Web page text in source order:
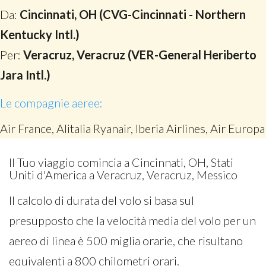
Da: Cincinnati, OH (CVG-Cincinnati - Northern
Kentucky Intl.)
Per: Veracruz, Veracruz (VER-General Heriberto
Jara Intl.)
Le compagnie aeree:
Air France, Alitalia Ryanair, Iberia Airlines, Air Europa
Il Tuo viaggio comincia a Cincinnati, OH, Stati
Uniti d'America a Veracruz, Veracruz, Messico
Il calcolo di durata del volo si basa sul
presupposto che la velocità media del volo per un
aereo di linea è 500 miglia orarie, che risultano
equivalenti a 800 chilometri orari.